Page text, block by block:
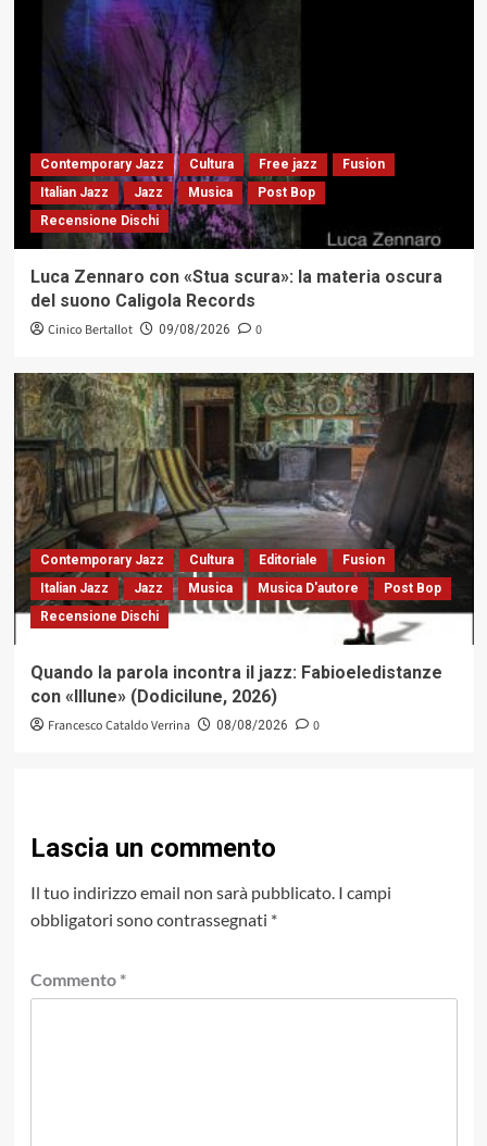
Contemporary Jazz Cultura Free jazz
Fusion
Italian Jazz
Jazz Musica
Post Bop
Recensione Dischi
Luca Zennaro con «Stua scura»: la materia oscura
del suono Caligola Records
Cinico Bertallot 09/08/2026 0
Contemporary Jazz Cultura Editoriale
Fusion
Italian Jazz
Jazz Musica Musica D'autore
Post Bop
Recensione Dischi
Quando la parola incontra il jazz: Fabioeledistanze
con «Illune» (Dodicilune, 2026)
Francesco Cataldo Verrina 08/08/2026 0
Lascia un commento
Il tuo indirizzo email non sarà pubblicato. I campi
obbligatori sono contrassegnati *
Commento *